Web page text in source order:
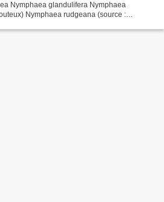
Nymphaea glandulifera Nymphaea
Nymphaea rudgeana (source :